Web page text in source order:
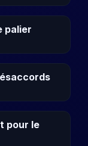
palier
pour le